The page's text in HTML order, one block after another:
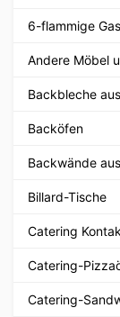
6-flammige
Andere Möbel
Backbleche
Backöfen
Backwände
Billard-Tische
Catering
Catering-
Catering-